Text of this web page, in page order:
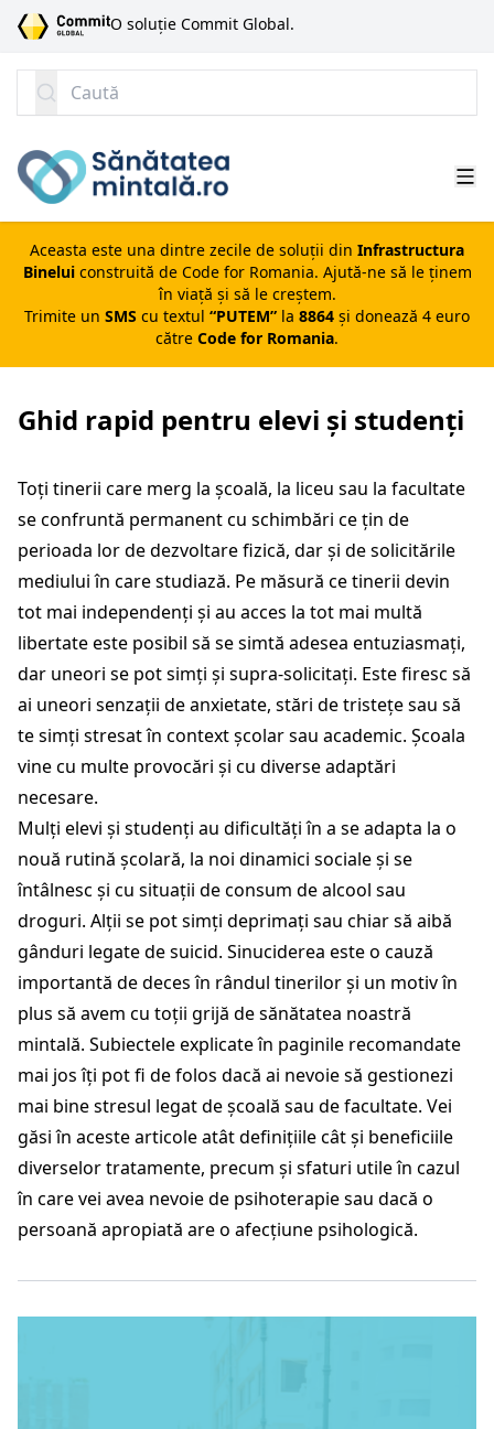
SARI LA CONȚINUT
O soluție Commit Global.
Caută
Aceasta este una dintre zecile de soluții din Infrastructura
Bineluiconstruită de Code for Romania. Ajută-ne să le ținem
în viață și să le creștem.
Trimite un SMS cu textul “PUTEM” la 8864 și donează 4 euro
către Code for Romania.
Ghid rapid pentru elevi și studenți
Toți tinerii care merg la școală, la liceu sau la facultate
se confruntă permanent cu schimbări ce țin de
perioada lor de dezvoltare fizică, dar și de solicitările
mediului în care studiază. Pe măsură ce tinerii devin
tot mai independenți și au acces la tot mai multă
libertate este posibil să se simtă adesea entuziasmați,
dar uneori se pot simți și supra-solicitați. Este firesc să
ai uneori senzații de anxietate, stări de tristețe sau să
te simți stresat în context școlar sau academic. Școala
vine cu multe provocări și cu diverse adaptări
necesare.
Mulți elevi și studenți au dificultăți în a se adapta la o
nouă rutină școlară, la noi dinamici sociale și se
întâlnesc și cu situații de consum de alcool sau
droguri. Alții se pot simți deprimați sau chiar să aibă
gânduri legate de suicid. Sinuciderea este o cauză
importantă de deces în rândul tinerilor și un motiv în
plus să avem cu toții grijă de sănătatea noastră
mintală. Subiectele explicate în paginile recomandate
mai jos îți pot fi de folos dacă ai nevoie să gestionezi
mai bine stresul legat de școală sau de facultate. Vei
găsi în aceste articole atât definițiile cât și beneficiile
diverselor tratamente, precum și sfaturi utile în cazul
în care vei avea nevoie de psihoterapie sau dacă o
persoană apropiată are o afecțiune psihologică.